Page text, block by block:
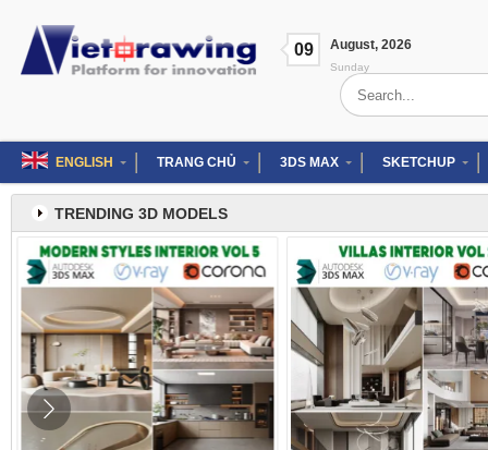
content
09 August, 2026
Sunday
Search
for:
ENGLISH TRANG CHỦ 3DS MAX SKETCHUP
TRENDING 3D MODELS